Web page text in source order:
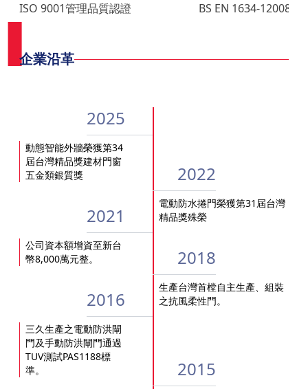
ISO 9001管理品質認證 BS EN 1634-12008
企業沿革
2025
動態智能外牆榮獲第34
屆台灣精品獎建材門窗
五金類銀質獎
2022
電動防水捲門榮獲第31屆台灣
精品獎殊榮
2021
公司資本額增資至新台
幣8,000萬元整。
2018
生產台灣首樘自主生產、組裝
之抗風柔性門。
2016
三久生產之電動防洪閘
門及手動防洪閘門通過
TUV測試PAS1188標
準。
2015